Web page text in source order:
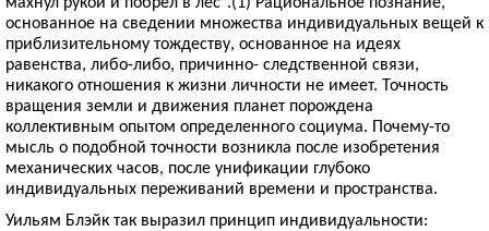
основанное на сведении множества индивидуальных вещей к
приблизительному тождеству, основанное на идеях
равенства, либо-либо, причинно- следственной связи,
никакого отношения к жизни личности не имеет. Точность
вращения земли и движения планет порождена
коллективным опытом определенного социума. Почему-то
мысль о подобной точности возникла после изобретения
механических часов, после унификации глубоко
индивидуальных переживаний времени и пространства.
Уильям Блэйк так выразил принцип индивидуальности: